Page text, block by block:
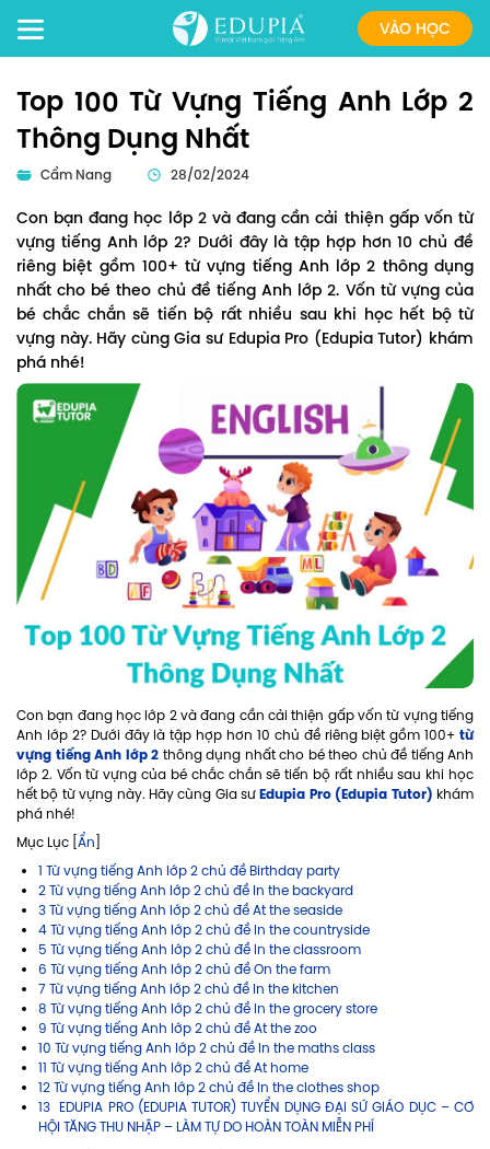
VÀO HỌC
Top 100 Từ Vựng Tiếng Anh Lớp 2
Thông Dụng Nhất
Cẩm Nang 28/02/2024
Con bạn đang học lớp 2 và đang cần cải thiện gấp vốn từ
vựng tiếng Anh lớp 2? Dưới đây là tập hợp hơn 10 chủ đề
riêng biệt gồm 100+ từ vựng tiếng Anh lớp 2 thông dụng
nhất cho bé theo chủ đề tiếng Anh lớp 2. Vốn từ vựng của
bé chắc chắn sẽ tiến bộ rất nhiều sau khi học hết bộ từ
vựng này. Hãy cùng Gia sư Edupia Pro (Edupia Tutor) khám
phá nhé!
Con bạn đang học lớp 2 và đang cần cải thiện gấp vốn từ vựng tiếng
Anh lớp 2? Dưới đây là tập hợp hơn 10 chủ đề riêng biệt gồm 100+ từ
vựng tiếng Anh lớp 2 thông dụng nhất cho bé theo chủ đề tiếng Anh
lớp 2. Vốn từ vựng của bé chắc chắn sẽ tiến bộ rất nhiều sau khi học
hết bộ từ vựng này. Hãy cùng Gia sưEdupia Pro (Edupia Tutor) khám
phá nhé!
Mục Lục [ Ẩn
1 Từ vựng tiếng Anh lớp 2 chủ đề Birthday party
2 Từ vựng tiếng Anh lớp 2 chủ đề In the backyard
3 Từ vựng tiếng Anh lớp 2 chủ đề At the seaside
4 Từ vựng tiếng Anh lớp 2 chủ đề In the countryside
5 Từ vựng tiếng Anh lớp 2 chủ đề In the classroom
6 Từ vựng tiếng Anh lớp 2 chủ đề On the farm
7 Từ vựng tiếng Anh lớp 2 chủ đề In the kitchen
8 Từ vựng tiếng Anh lớp 2 chủ đề In the grocery store
9 Từ vựng tiếng Anh lớp 2 chủ đề At the zoo
10 Từ vựng tiếng Anh lớp 2 chủ đề In the maths class
11 Từ vựng tiếng Anh lớp 2 chủ đề At home
12 Từ vựng tiếng Anh lớp 2 chủ đề In the clothes shop
13 EDUPIA PRO (EDUPIA TUTOR) TUYỂN DỤNG ĐẠI SỨ GIÁO DỤC – CƠ
HỘI TĂNG THU NHẬP – LÀM TỰ DO HOÀN TOÀN MIỄN PHÍ